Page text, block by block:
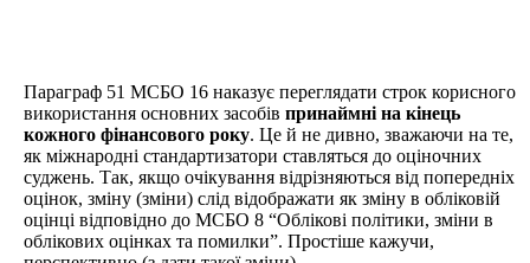
Параграф 51 МСБО 16 наказує переглядати строк корисного
використання основних засобів принаймні на кінець
кожного фінансового року. Це й не дивно, зважаючи на те,
як міжнародні стандартизатори ставляться до оціночних
суджень. Так, якщо очікування відрізняються від попередніх
оцінок, зміну (зміни) слід відображати як зміну в обліковій
оцінці відповідно до МСБО 8 “Облікові політики, зміни в
облікових оцінках та помилки”. Простіше кажучи,